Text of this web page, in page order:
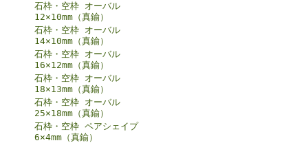
石枠・空枠 オーバル
12×10mm（真鍮）
石枠・空枠 オーバル
14×10mm（真鍮）
石枠・空枠 オーバル
16×12mm（真鍮）
石枠・空枠 オーバル
18×13mm（真鍮）
石枠・空枠 オーバル
25×18mm（真鍮）
石枠・空枠 ペアシェイプ
6×4mm（真鍮）